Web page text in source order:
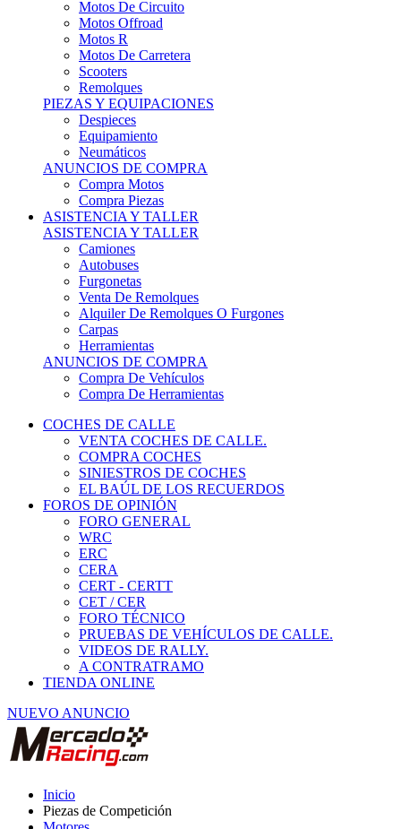
Motos R
Motos De Carretera
Scooters
Remolques
PIEZAS Y EQUIPACIONES
Despieces
Equipamiento
Neumáticos
ANUNCIOS DE COMPRA
Compra Motos
Compra Piezas
ASISTENCIA Y TALLER
ASISTENCIA Y TALLER
Camiones
Autobuses
Furgonetas
Venta De Remolques
Alquiler De Remolques O Furgones
Carpas
Herramientas
ANUNCIOS DE COMPRA
Compra De Vehículos
Compra De Herramientas
COCHES DE CALLE
VENTA COCHES DE CALLE.
COMPRA COCHES
SINIESTROS DE COCHES
EL BAÚL DE LOS RECUERDOS
FOROS DE OPINIÓN
FORO GENERAL
WRC
ERC
CERA
CERT - CERTT
CET / CER
FORO TÉCNICO
PRUEBAS DE VEHÍCULOS DE CALLE.
VIDEOS DE RALLY.
A CONTRATRAMO
TIENDA ONLINE
NUEVO ANUNCIO
Piezas de Competición
Motores
Cajas be3/5 y be4/5 para motores tu de peugeot-citroen